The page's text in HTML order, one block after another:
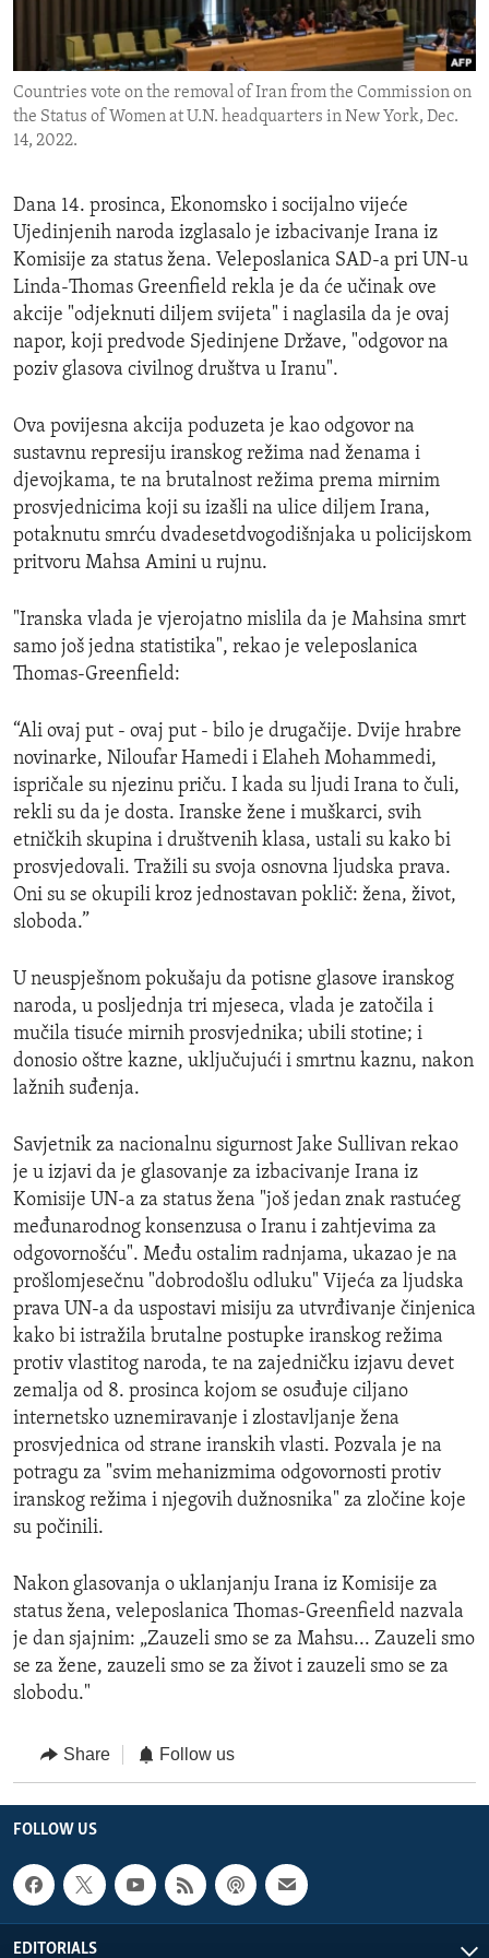
ENVIRONMENT AND HEALTH
IDEALS AND INSTITUTIONS
Countries vote on the removal of Iran from the Commission on
the Status of Women at U.N. headquarters in New York, Dec.
14, 2022.
Dana 14. prosinca, Ekonomsko i socijalno vijeće
Ujedinjenih naroda izglasalo je izbacivanje Irana iz
Komisije za status žena. Veleposlanica SAD-a pri UN-u
Linda-Thomas Greenfield rekla je da će učinak ove
akcije "odjeknuti diljem svijeta" i naglasila da je ovaj
napor, koji predvode Sjedinjene Države, "odgovor na
poziv glasova civilnog društva u Iranu".
Ova povijesna akcija poduzeta je kao odgovor na
sustavnu represiju iranskog režima nad ženama i
djevojkama, te na brutalnost režima prema mirnim
prosvjednicima koji su izašli na ulice diljem Irana,
potaknutu smrću dvadesetdvogodišnjaka u policijskom
pritvoru Mahsa Amini u rujnu.
"Iranska vlada je vjerojatno mislila da je Mahsina smrt
samo još jedna statistika", rekao je veleposlanica
Thomas-Greenfield:
“Ali ovaj put - ovaj put - bilo je drugačije. Dvije hrabre
novinarke, Niloufar Hamedi i Elaheh Mohammedi,
ispričale su njezinu priču. I kada su ljudi Irana to čuli,
rekli su da je dosta. Iranske žene i muškarci, svih
etničkih skupina i društvenih klasa, ustali su kako bi
prosvjedovali. Tražili su svoja osnovna ljudska prava.
Oni su se okupili kroz jednostavan poklič: žena, život,
sloboda.”
U neuspješnom pokušaju da potisne glasove iranskog
naroda, u posljednja tri mjeseca, vlada je zatočila i
mučila tisuće mirnih prosvjednika; ubili stotine; i
donosio oštre kazne, uključujući i smrtnu kaznu, nakon
lažnih suđenja.
Savjetnik za nacionalnu sigurnost Jake Sullivan rekao
je u izjavi da je glasovanje za izbacivanje Irana iz
Komisije UN-a za status žena "još jedan znak rastućeg
međunarodnog konsenzusa o Iranu i zahtjevima za
odgovornošću". Među ostalim radnjama, ukazao je na
prošlomjesečnu "dobrodošlu odluku" Vijeća za ljudska
prava UN-a da uspostavi misiju za utvrđivanje činjenica
kako bi istražila brutalne postupke iranskog režima
protiv vlastitog naroda, te na zajedničku izjavu devet
zemalja od 8. prosinca kojom se osuđuje ciljano
internetsko uznemiravanje i zlostavljanje žena
prosvjednica od strane iranskih vlasti. Pozvala je na
potragu za "svim mehanizmima odgovornosti protiv
iranskog režima i njegovih dužnosnika" za zločine koje
su počinili.
Nakon glasovanja o uklanjanju Irana iz Komisije za
status žena, veleposlanica Thomas-Greenfield nazvala
je dan sjajnim: „Zauzeli smo se za Mahsu... Zauzeli smo
se za žene, zauzeli smo se za život i zauzeli smo se za
slobodu."
Share Follow us
FOLLOW US
EDITORIALS